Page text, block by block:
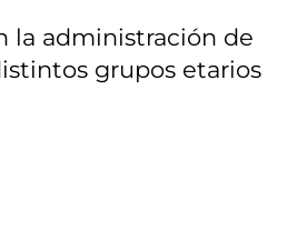
la administración de
grupos etarios